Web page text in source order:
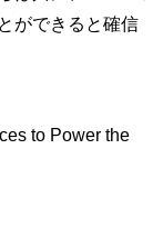
ができると確信
to Power the